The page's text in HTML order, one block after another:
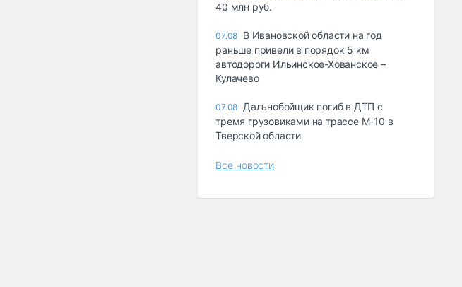
40 млн руб.
07.08 В Ивановской области на год
раньше привели в порядок 5 км
автодороги Ильинское-Хованское –
Кулачево
07.08 Дальнобойщик погиб в ДТП с
тремя грузовиками на трассе М-10 в
Тверской области
Все новости